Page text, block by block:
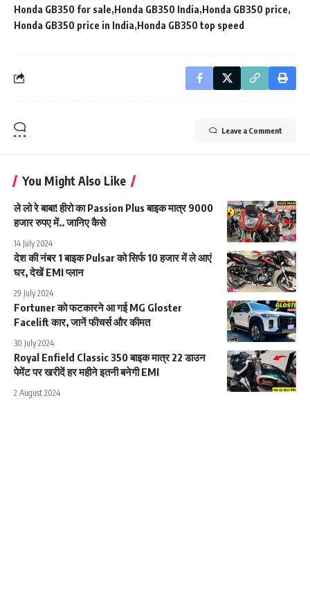
Honda GB350 for sale Honda GB350 India Honda GB350 price
Honda GB350 price in India Honda GB350 top speed
Leave a Comment
You Might Also Like
ले लो रे बाबा! हीरो का Passion Plus बाइक मात्र 9000
हजार रुपए में.. जानिए कैसे
14 July 2024
देश की नंबर 1 बाइक Pulsar को सिर्फ 10 हजार में ले आएं
घर, देखें EMI प्लान
29 July 2024
Fortuner को फटकारने आ गई MG Gloster
Facelift कार, जानें फीचर्स और कीमत
30 July 2024
Royal Enfield Classic 350 बाइक मात्र 22 डाउन
पेमेंट पर खरीदें हर महीने इतनी बनेगी EMI
2 August 2024